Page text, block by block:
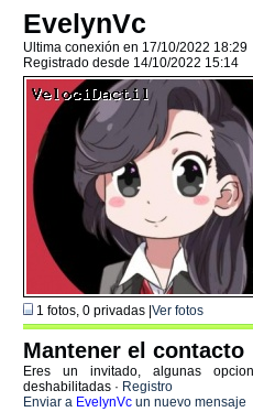
EvelynVc
Ultima conexión en 17/10/2022 18:29
Registrado desde 14/10/2022 15:14
1 fotos, 0 privadas | Ver fotos
Mantener el contacto
Eres un invitado, algunas
deshabilitadas · Registro
Enviar a EvelynVcun nuevo mensaje